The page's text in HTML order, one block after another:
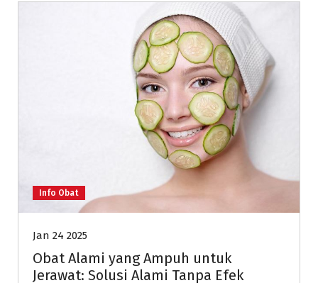
Info Obat
Jan 24 2025
Obat Alami yang Ampuh untuk
Jerawat: Solusi Alami Tanpa Efek